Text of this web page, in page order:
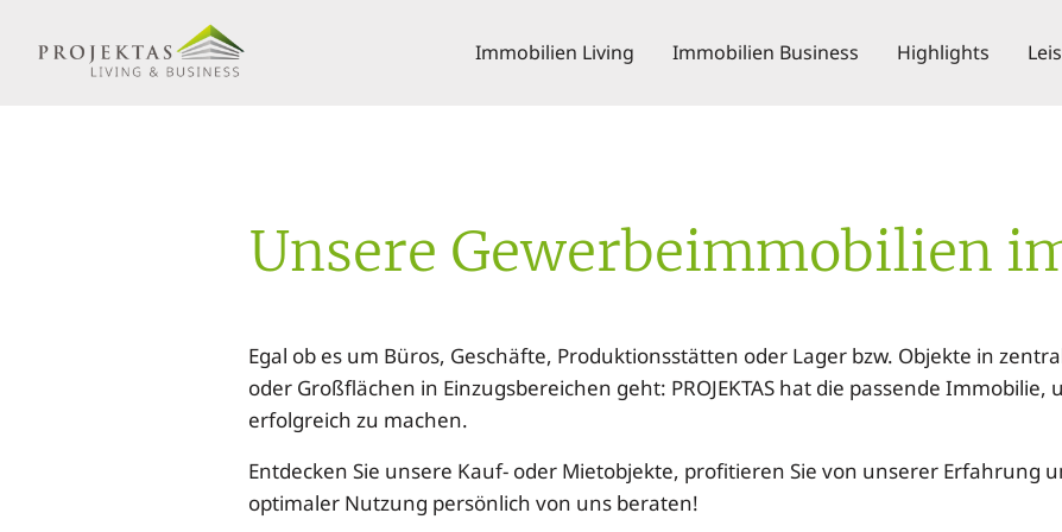
Immobilien Living Immobilien Business Highlights
Unsere Gewerbeimmobilien
Egal ob es um Büros, Geschäfte, Produktionsstätten oder Lager bzw. Objekte in
oder Großflächen in Einzugsbereichen geht: PROJEKTAS hat die passende
erfolgreich zu machen.
Entdecken Sie unsere Kauf- oder Mietobjekte, profitieren Sie von unserer Erfahrung
optimaler Nutzung persönlich von uns beraten!